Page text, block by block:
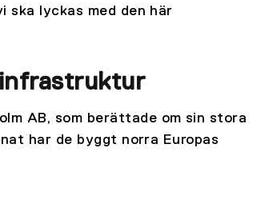
lyckas med den här
AB, som berättade om sin stora
har de byggt norra Europas